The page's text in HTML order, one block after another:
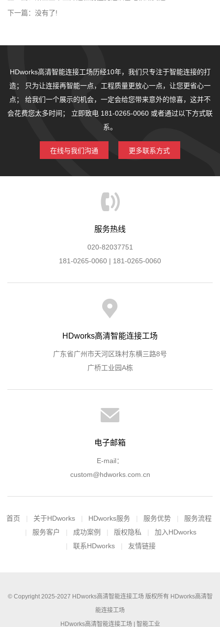
下一篇： 没有了!
HDworks高清智能连接工场历经10年，我们只专注于智能连接的打
造；
只为让连接再智能一点，工程质量更放心一点，让您更省心一
点；
给我们一个展示的机会，一定会给您带来意外的惊喜，这并不
会花费您太多时间；
立即致电 181-0265-0060 或者通过以下方式联
系。
在线与我们沟通 更多联系方式
服务热线
020-82037751
181-0265-0060 | 181-0265-0060
HDworks高清智能连接工场
广东省广州市天河区珠村东横三路8号
广桥工业园A栋
电子邮箱
E-mail：
custom@hdworks.com.cn
首页 关于HDworks HDworks服务 服务优势
服务流程
服务客户
成功案例 版权隐私
加入HDworks
联系HDworks
友情链接
© Copyright 2025-2027 HDworks高清智能连接工场版权所有 HDworks高清智
能连接工场
HDworks高清智能连接工场 | 智能工业